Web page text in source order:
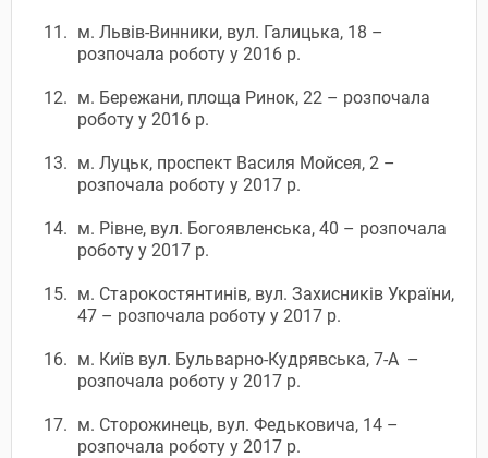
м. Львів-Винники, вул. Галицька, 18 –
розпочала роботу у 2016 р.
м. Бережани, площа Ринок, 22 – розпочала
роботу у 2016 р.
м. Луцьк, проспект Василя Мойсея, 2 –
розпочала роботу у 2017 р.
м. Рівне, вул. Богоявленська, 40 – розпочала
роботу у 2017 р.
м. Старокостянтинів, вул. Захисників України,
47 – розпочала роботу у 2017 р.
м. Київ вул. Бульварно-Кудрявська, 7-А –
розпочала роботу у 2017 р.
м. Сторожинець, вул. Федьковича, 14 –
розпочала роботу у 2017 р.